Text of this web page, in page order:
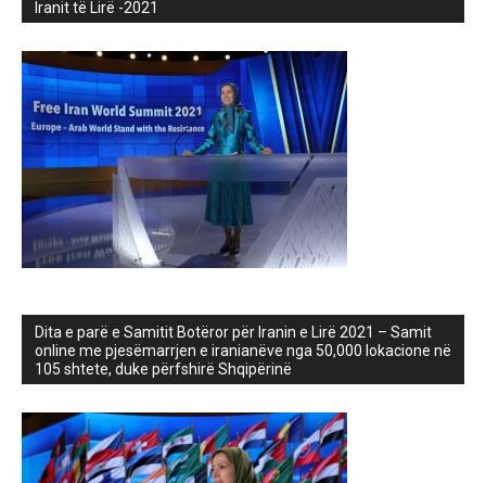
Iranit të Lirë -2021
Dita e parë e Samitit Botëror për Iranin e Lirë 2021 – Samit
online me pjesëmarrjen e iranianëve nga 50,000 lokacione në
105 shtete, duke përfshirë Shqipërinë